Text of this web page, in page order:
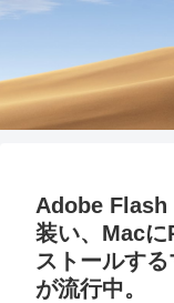
Adobe Flash
装い、Macに
ストールす
が流行中。